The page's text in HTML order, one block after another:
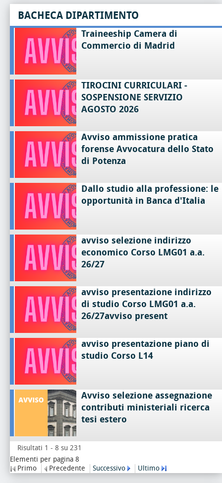
BACHECA DIPARTIMENTO
Traineeship Camera di
Commercio di Madrid
TIROCINI CURRICULARI -
SOSPENSIONE SERVIZIO
AGOSTO 2026
Avviso ammissione pratica
forense Avvocatura dello Stato
di Potenza
Dallo studio alla professione: le
opportunità in Banca d'Italia
avviso selezione indirizzo
economico Corso LMG01 a.a.
26/27
avviso presentazione indirizzo
di studio Corso LMG01 a.a.
26/27avviso present
avviso presentazione piano di
studio Corso L14
Avviso selezione assegnazione
contributi ministeriali ricerca
tesi estero
Risultati 1 - 8 su 231
Elementi per pagina 8
Primo
Precedente Successivo Ultimo